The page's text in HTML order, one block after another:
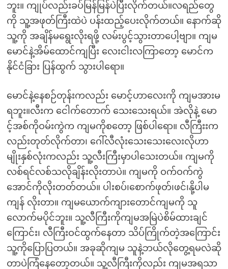
ဘူး။ ကျုပ်လည်းခပ်မြန်မြန်ပဲပြီးလိုက်တယ်။လရည်တွေ
ကို သူ့အဖုတ်ကြီးထဲပဲ ပန်းထည့်ပေးလိုက်တယ်။ နောက်ဆို
သူ့ကို အချိန်မရွေးလိုးရဖို့ လမ်းပွင့်သွားတာပေါ့ဗျာ။ ကျမ
မောင်နဲ့အိမ်ထောင်ကျပြီး လေးငါးလကြာတော့ မောင်က
နိုင်ငံခြား ပြန်ထွက် သွားပါရော။
မောင်နဲ့နေစဉ်တုန်းကလည်း မောင့်ဟာလေးကို ကျမအားမ
ရဘူး။လီးက ငေါက်တောက် သေးသေးရယ်။ အဲလိုနဲ့ မော
င့်အစ်ကိုဝမ်းကွဲက ကျမကိုစတော့ ဖြစ်ပါရော။ လီကြီးးက
လည်းတုတ်လိုက်တာ၊ ဂေါ်လီလုံးသေးသေးလေးလိုဟာ
မျိုးနှစ်လုံးကလည်း သူ့လီးကြီးမှာပါသေးတယ်။ ကျမကို
လစ်ရင်လစ်သလိုချိန်းလိုးတာပဲ။ ကျမကို ဝက်ဝက်ကွဲ
အောင်ကိုလိုးတတ်တယ်။ ပါးစပ်၊စောက်ဖုတ်၊ဖင်၊နို့ပါမ
ကျန် လိုးတာ။ ကျမယောက်ကျားတောင်ကျမကို သူ
လောက်မပိုင်ဘူး။ သူ့လီကြီးကိုကျမအမြဲပဲစိမ်ထားချင်
ကြောင်း၊ လီကြီးဝင်ထွက်နေတာ သိပ်ကြိုက်တဲ့အကြောင်း
သူ့ကိုပြောပြတယ်။ အခုဆိုကျမ သူနဲ့ဘယ်လိုတွေ့ရမလဲဆို
တာပဲကြံနေတော့တယ်။ သူ့လီကြီးကိုလည်း ကျမအရသာ